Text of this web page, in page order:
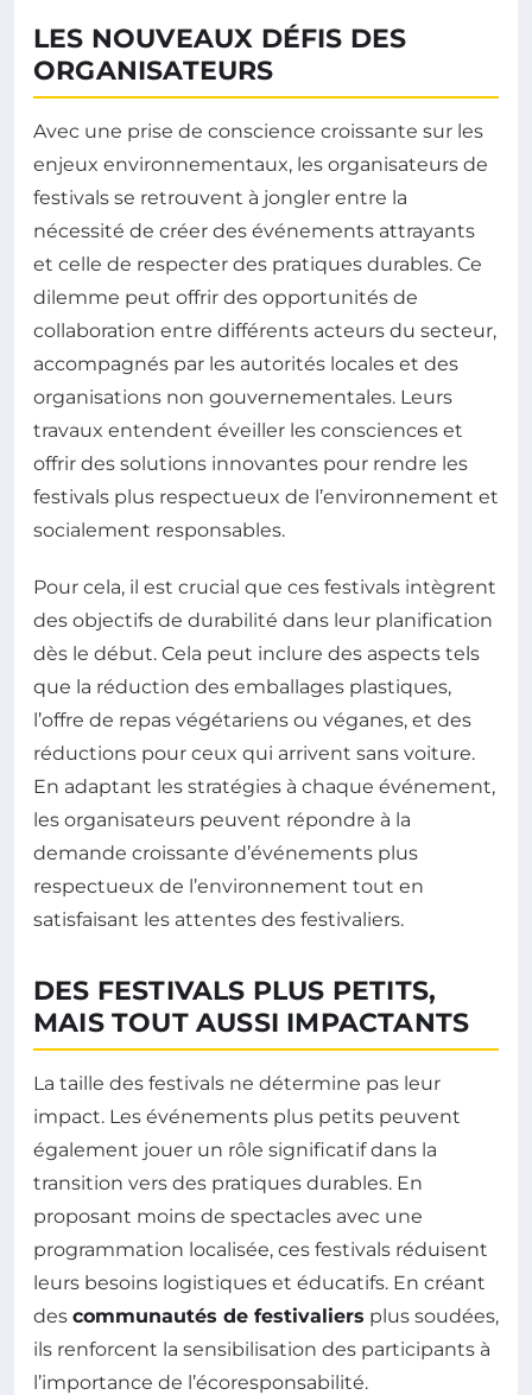
LES NOUVEAUX DÉFIS DES
ORGANISATEURS
Avec une prise de conscience croissante sur les
enjeux environnementaux, les organisateurs de
festivals se retrouvent à jongler entre la
nécessité de créer des événements attrayants
et celle de respecter des pratiques durables. Ce
dilemme peut offrir des opportunités de
collaboration entre différents acteurs du secteur,
accompagnés par les autorités locales et des
organisations non gouvernementales. Leurs
travaux entendent éveiller les consciences et
offrir des solutions innovantes pour rendre les
festivals plus respectueux de l’environnement et
socialement responsables.
Pour cela, il est crucial que ces festivals intègrent
des objectifs de durabilité dans leur planification
dès le début. Cela peut inclure des aspects tels
que la réduction des emballages plastiques,
l’offre de repas végétariens ou véganes, et des
réductions pour ceux qui arrivent sans voiture.
En adaptant les stratégies à chaque événement,
les organisateurs peuvent répondre à la
demande croissante d’événements plus
respectueux de l’environnement tout en
satisfaisant les attentes des festivaliers.
DES FESTIVALS PLUS PETITS,
MAIS TOUT AUSSI IMPACTANTS
La taille des festivals ne détermine pas leur
impact. Les événements plus petits peuvent
également jouer un rôle significatif dans la
transition vers des pratiques durables. En
proposant moins de spectacles avec une
programmation localisée, ces festivals réduisent
leurs besoins logistiques et éducatifs. En créant
des communautés de festivaliers plus soudées,
ils renforcent la sensibilisation des participants à
l’importance de l’écoresponsabilité.